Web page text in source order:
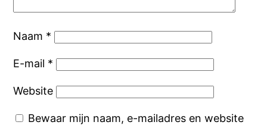
Naam *
E-mail *
Website
Bewaar mijn naam, e-mailadres en website